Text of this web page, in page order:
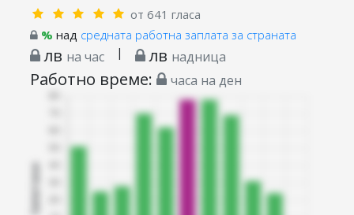
от 641 гласа
% над средната работна заплата за страната
лв на час | лв надница
Работно време: часа на ден